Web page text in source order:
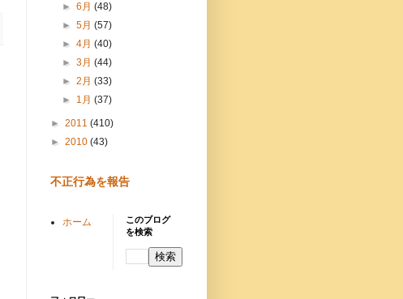
►6月(48)
►5月(57)
►4月(40)
►3月(44)
►2月(33)
► 1月(37)
► 2011 (410)
► 2010 (43)
不正行為を報告
ホーム
このブログ
を検索